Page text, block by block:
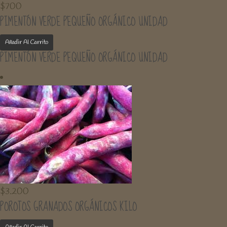
$700
PIMENTÓN VERDE PEQUEÑO ORGÁNICO UNIDAD
Añadir Al Carrito
PIMENTÓN VERDE PEQUEÑO ORGÁNICO UNIDAD
$3.200
POROTOS GRANADOS ORGÁNICOS KILO